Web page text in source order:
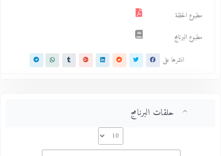
مطبوع الحلقة
مطبوع البرنامج
انشرها على
حلقات البرنامج